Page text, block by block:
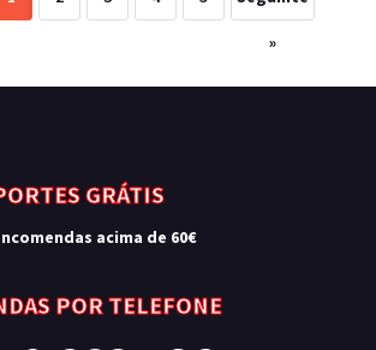
»
GRÁTIS
acima de 60€
POR TELEFONE